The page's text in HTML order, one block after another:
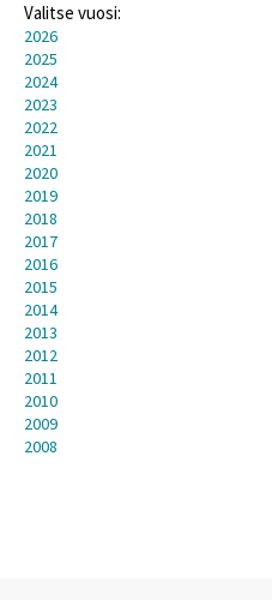
Valitse vuosi:
2026
2025
2024
2023
2022
2021
2020
2019
2018
2017
2016
2015
2014
2013
2012
2011
2010
2009
2008